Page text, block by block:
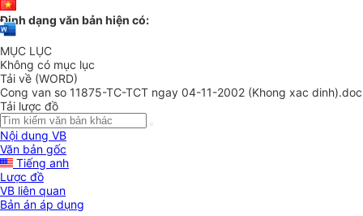
Định dạng văn bản hiện có:
MỤC LỤC
Không có mục lục
Tải về (WORD)
Cong van so 11875-TC-TCT ngay 04-11-2002 (Khong xac dinh).doc
Tải lược đồ
Nội dung VB
Văn bản gốc
Tiếng anh
Lược đồ
VB liên quan
Bản án áp dụng